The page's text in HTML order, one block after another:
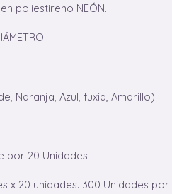
poliestireno NEÓN.
Naranja, Azul, fuxia, Amarillo)
por 20 Unidades
x 20 unidades. 300 Unidades por